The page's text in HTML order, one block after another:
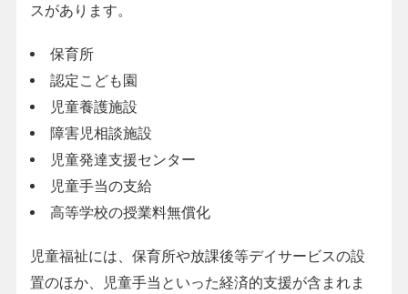
スがあります。
保育所
認定こども園
児童養護施設
障害児相談施設
児童発達支援センター
児童手当の支給
高等学校の授業料無償化
児童福祉には、保育所や放課後等デイサービスの設
置のほか、児童手当といった経済的支援が含まれま